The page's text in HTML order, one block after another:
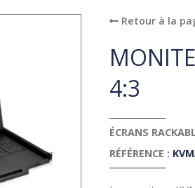
Retour à la
4:3
ÉCRANS
RÉFÉRENCE :